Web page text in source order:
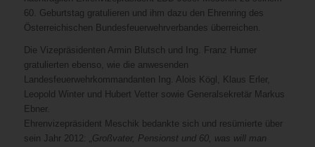
60. Geburtstag gratulieren und ihm dazu den Ehrenring des
Österreichischen Bundesfeuerwehrverbandes überreichen.
Die Vizepräsidenten Armin Blutsch und Ing. Franz Humer
gratulierten ebenso, wie die anwesenden
Landesfeuerwehrkommandanten Ing. Alois Kögl, Klaus Erler,
Leopold Winter und Hubert Vetter sowie Generalsekretär Markus
Ebner.
Ehrenvizepräsident Meschik bedankte sich und resümierte über
sein Jahr 2012: „Großvater, Pensionst und 60, was will man